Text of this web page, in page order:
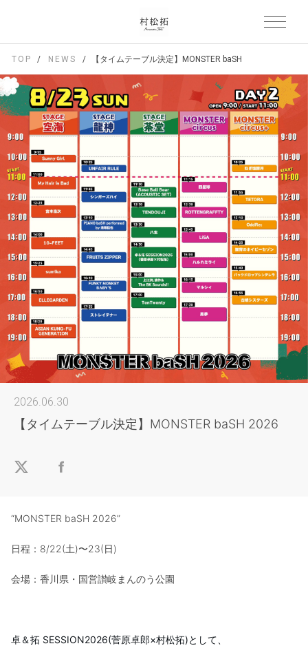
TOP NEWS 【タイムテーブル決定】MONSTER baSH 2026
2026.06.30
【タイムテーブル決定】MONSTER baSH 2026
“MONSTER baSH 2026”
日程：8/22(土)〜23(日)
会場：香川県・国営讃岐まんのう公園
卓＆拓 SESSION2026(菅原卓郎×村松拓)として、